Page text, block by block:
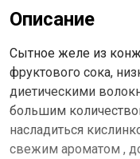
Описание
Сытное желе из
фруктового сока,
диетическими
большим
насладиться
свежим ароматом ,